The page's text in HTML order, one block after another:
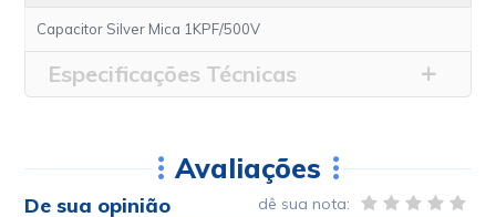
Capacitor Silver Mica 1KPF/500V
Especificações Técnicas
Avaliações
De sua opinião dê sua nota: